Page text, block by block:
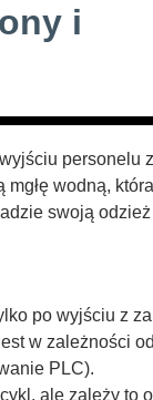
i
personelu
wodną,
swoją
po wyjściu z
w zależności
PLC).
ale zależy to